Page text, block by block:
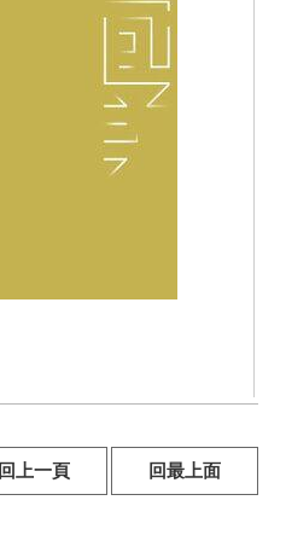
回上一頁 回最上面